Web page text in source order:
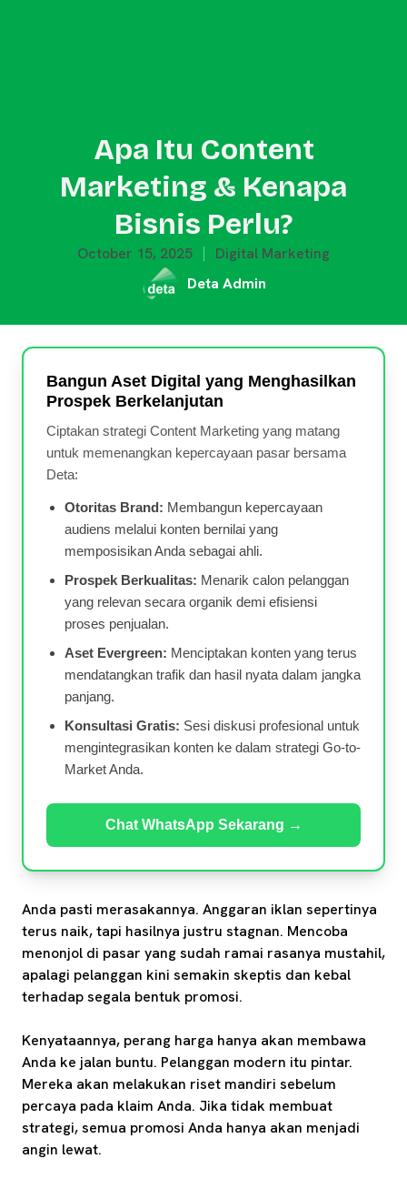
Apa Itu Content
Marketing & Kenapa
Bisnis Perlu?
October 15, 2025
Digital Marketing
Deta Admin
Bangun Aset Digital yang Menghasilkan
Prospek Berkelanjutan
Ciptakan strategi Content Marketing yang matang
untuk memenangkan kepercayaan pasar bersama
Deta:
Otoritas Brand: Membangun kepercayaan
audiens melalui konten bernilai yang
memposisikan Anda sebagai ahli.
Prospek Berkualitas: Menarik calon pelanggan
yang relevan secara organik demi efisiensi
proses penjualan.
Aset Evergreen: Menciptakan konten yang terus
mendatangkan trafik dan hasil nyata dalam jangka
panjang.
Konsultasi Gratis: Sesi diskusi profesional untuk
mengintegrasikan konten ke dalam strategi Go-to-
Market Anda.
Chat WhatsApp Sekarang →
Anda pasti merasakannya. Anggaran iklan sepertinya
terus naik, tapi hasilnya justru stagnan. Mencoba
menonjol di pasar yang sudah ramai rasanya mustahil,
apalagi pelanggan kini semakin skeptis dan kebal
terhadap segala bentuk promosi.
Kenyataannya, perang harga hanya akan membawa
Anda ke jalan buntu. Pelanggan modern itu pintar.
Mereka akan melakukan riset mandiri sebelum
percaya pada klaim Anda. Jika tidak membuat
strategi, semua promosi Anda hanya akan menjadi
angin lewat.